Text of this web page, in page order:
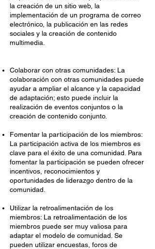
la creación de un sitio web, la
implementación de un programa de correo
electrónico, la publicación en las redes
sociales y la creación de contenido
multimedia.
Colaborar con otras comunidades: La
colaboración con otras comunidades puede
ayudar a ampliar el alcance y la capacidad
de adaptación; esto puede incluir la
realización de eventos conjuntos o la
creación de contenido conjunto.
Fomentar la participación de los miembros:
La participación activa de los miembros es
clave para el éxito de una comunidad. Para
fomentar la participación se pueden ofrecer
incentivos, reconocimientos y
oportunidades de liderazgo dentro de la
comunidad.
Utilizar la retroalimentación de los
miembros: La retroalimentación de los
miembros puede ser muy valiosa para
adaptar el modelo de comunidad. Se
pueden utilizar encuestas, foros de